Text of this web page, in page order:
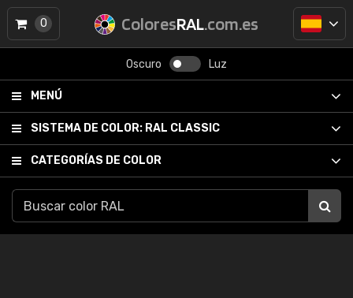
ColoresRAL.com.es
Oscuro Luz
MENÚ
SISTEMA DE COLOR: RAL CLASSIC
CATEGORÍAS DE COLOR
0